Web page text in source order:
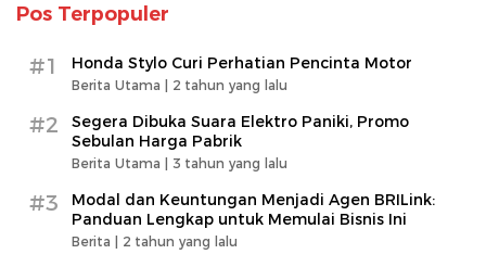
Pos Terpopuler
#1 Honda Stylo Curi Perhatian Pencinta Motor
Berita Utama | 2 tahun yang lalu
#2
Segera Dibuka Suara Elektro Paniki, Promo
Sebulan Harga Pabrik
Berita Utama | 3 tahun yang lalu
#3
Modal dan Keuntungan Menjadi Agen BRILink:
Panduan Lengkap untuk Memulai Bisnis Ini
Berita | 2 tahun yang lalu